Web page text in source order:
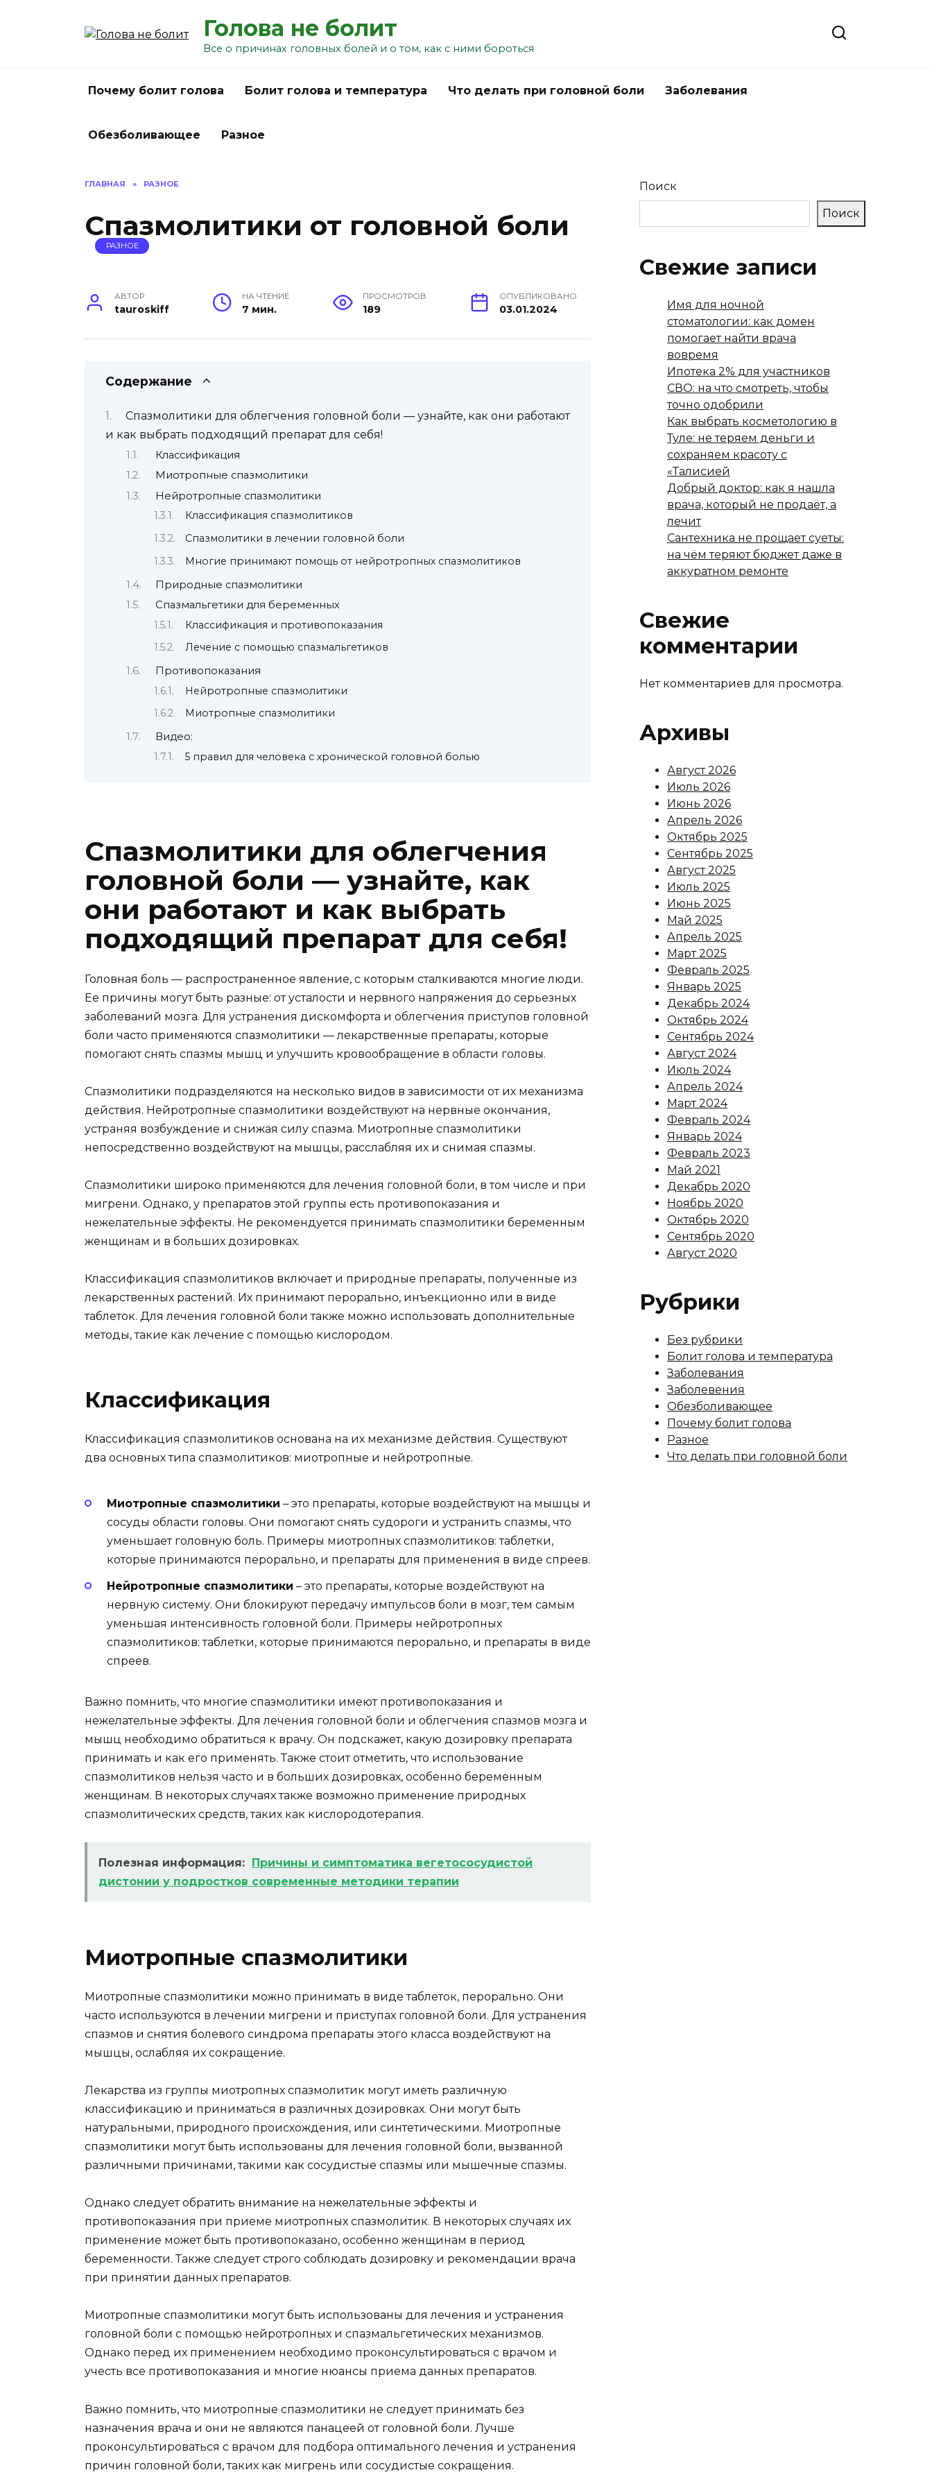
Голова не болит
Все о причинах головных болей и о том, как с ними бороться
Почему болит голова Болит голова и температура Что делать при головной боли Заболевания
Обезболивающее Разное
ГЛАВНАЯ » РАЗНОЕ
Cпазмолитики от головной боли
РАЗНОЕ
АВТОР
tauroskiff
НА ЧТЕНИЕ
7 мин.
ПРОСМОТРОВ
189
ОПУБЛИКОВАНО
03.01.2024
Содержание
Cпазмолитики для облегчения головной боли — узнайте, как они работают
и как выбрать подходящий препарат для себя!
Классификация
Миотропные спазмолитики
Нейротропные спазмолитики
Классификация спазмолитиков
Спазмолитики в лечении головной боли
Многие принимают помощь от нейротропных спазмолитиков
Природные спазмолитики
Спазмальгетики для беременных
Классификация и противопоказания
Лечение с помощью спазмальгетиков
Противопоказания
Нейротропные спазмолитики
Миотропные спазмолитики
Видео:
5 правил для человека с хронической головной болью
Cпазмолитики для облегчения
головной боли — узнайте, как
они работают и как выбрать
подходящий препарат для себя!
Головная боль — распространенное явление, с которым сталкиваются многие люди.
Ее причины могут быть разные: от усталости и нервного напряжения до серьезных
заболеваний мозга. Для устранения дискомфорта и облегчения приступов головной
боли часто применяются спазмолитики — лекарственные препараты, которые
помогают снять спазмы мышц и улучшить кровообращение в области головы.
Спазмолитики подразделяются на несколько видов в зависимости от их механизма
действия. Нейротропные спазмолитики воздействуют на нервные окончания,
устраняя возбуждение и снижая силу спазма. Миотропные спазмолитики
непосредственно воздействуют на мышцы, расслабляя их и снимая спазмы.
Спазмолитики широко применяются для лечения головной боли, в том числе и при
мигрени. Однако, у препаратов этой группы есть противопоказания и
нежелательные эффекты. Не рекомендуется принимать спазмолитики беременным
женщинам и в больших дозировках.
Классификация спазмолитиков включает и природные препараты, полученные из
лекарственных растений. Их принимают перорально, инъекционно или в виде
таблеток. Для лечения головной боли также можно использовать дополнительные
методы, такие как лечение с помощью кислородом.
Классификация
Классификация спазмолитиков основана на их механизме действия. Существуют
два основных типа спазмолитиков: миотропные и нейротропные.
Миотропные спазмолитики – это препараты, которые воздействуют на мышцы и
сосуды области головы. Они помогают снять судороги и устранить спазмы, что
уменьшает головную боль. Примеры миотропных спазмолитиков: таблетки,
которые принимаются перорально, и препараты для применения в виде спреев.
Нейротропные спазмолитики – это препараты, которые воздействуют на
нервную систему. Они блокируют передачу импульсов боли в мозг, тем самым
уменьшая интенсивность головной боли. Примеры нейротропных
спазмолитиков: таблетки, которые принимаются перорально, и препараты в виде
спреев.
Важно помнить, что многие спазмолитики имеют противопоказания и
нежелательные эффекты. Для лечения головной боли и облегчения спазмов мозга и
мышц необходимо обратиться к врачу. Он подскажет, какую дозировку препарата
принимать и как его применять. Также стоит отметить, что использование
спазмолитиков нельзя часто и в больших дозировках, особенно беременным
женщинам. В некоторых случаях также возможно применение природных
спазмолитических средств, таких как кислородотерапия.
Полезная информация: Причины и симптоматика вегетососудистой
дистонии у подростков современные методики терапии
Миотропные спазмолитики
Миотропные спазмолитики можно принимать в виде таблеток, перорально. Они
часто используются в лечении мигрени и приступах головной боли. Для устранения
спазмов и снятия болевого синдрома препараты этого класса воздействуют на
мышцы, ослабляя их сокращение.
Лекарства из группы миотропных спазмолитик могут иметь различную
классификацию и приниматься в различных дозировках. Они могут быть
натуральными, природного происхождения, или синтетическими. Миотропные
спазмолитики могут быть использованы для лечения головной боли, вызванной
различными причинами, такими как сосудистые спазмы или мышечные спазмы.
Однако следует обратить внимание на нежелательные эффекты и
противопоказания при приеме миотропных спазмолитик. В некоторых случаях их
применение может быть противопоказано, особенно женщинам в период
беременности. Также следует строго соблюдать дозировку и рекомендации врача
при принятии данных препаратов.
Миотропные спазмолитики могут быть использованы для лечения и устранения
головной боли с помощью нейротропных и спазмальгетических механизмов.
Однако перед их применением необходимо проконсультироваться с врачом и
учесть все противопоказания и многие нюансы приема данных препаратов.
Важно помнить, что миотропные спазмолитики не следует принимать без
назначения врача и они не являются панацеей от головной боли. Лучше
проконсультироваться с врачом для подбора оптимального лечения и устранения
причин головной боли, таких как мигрень или сосудистые сокращения.
Поиск
Поиск
Свежие записи
Имя для ночной
стоматологии: как домен
помогает найти врача
вовремя
Ипотека 2% для участников
СВО: на что смотреть, чтобы
точно одобрили
Как выбрать косметологию в
Туле: не теряем деньги и
сохраняем красоту с
«Талисией
Добрый доктор: как я нашла
врача, который не продаёт, а
лечит
Сантехника не прощает суеты:
на чём теряют бюджет даже в
аккуратном ремонте
Свежие
комментарии
Нет комментариев для просмотра.
Архивы
Август 2026
Июль 2026
Июнь 2026
Апрель 2026
Октябрь 2025
Сентябрь 2025
Август 2025
Июль 2025
Июнь 2025
Май 2025
Апрель 2025
Март 2025
Февраль 2025
Январь 2025
Декабрь 2024
Октябрь 2024
Сентябрь 2024
Август 2024
Июль 2024
Апрель 2024
Март 2024
Февраль 2024
Январь 2024
Февраль 2023
Май 2021
Декабрь 2020
Ноябрь 2020
Октябрь 2020
Сентябрь 2020
Август 2020
Рубрики
Без рубрики
Болит голова и температура
Заболевания
Заболевения
Обезболивающее
Почему болит голова
Разное
Что делать при головной боли